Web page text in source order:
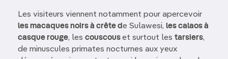
Les visiteurs viennent notamment pour apercevoir
les macaques noirs à crête de Sulawesi, les calaos à
casque rouge, les couscouset surtout les tarsiers,
de minuscules primates nocturnes aux yeux